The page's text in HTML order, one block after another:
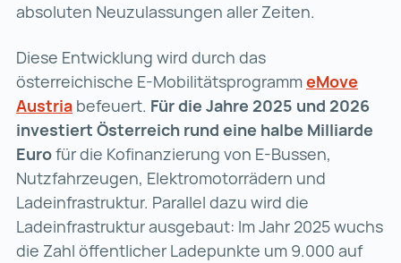
absoluten Neuzulassungen aller Zeiten.
Diese Entwicklung wird durch das
österreichische E-MobilitätsprogrammeMove
Austria eMove Austria (wird in einer neuen
befeuert. Für die Jahre 2025 und 2026
investiert Österreich rund eine halbe Milliarde
Eurofür die Kofinanzierung von E-Bussen,
Nutzfahrzeugen, Elektromotorrädern und
Ladeinfrastruktur. Parallel dazu wird die
Ladeinfrastruktur ausgebaut: Im Jahr 2025 wuchs
die Zahl öffentlicher Ladepunkte um 9.000 auf